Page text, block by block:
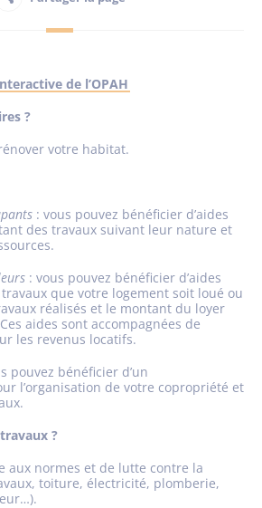
de l’OPAH
?
votre habitat.
: vous pouvez bénéficier d’aides
des travaux suivant leur nature et
: vous pouvez bénéficier d’aides
que votre logement soit loué ou
réalisés et le montant du loyer
aides sont accompagnées de
les revenus locatifs.
pouvez bénéficier d’un
l’organisation de votre copropriété et
?
aux normes et de lutte contre la
toiture, électricité, plomberie,
Maison France Services
Publications